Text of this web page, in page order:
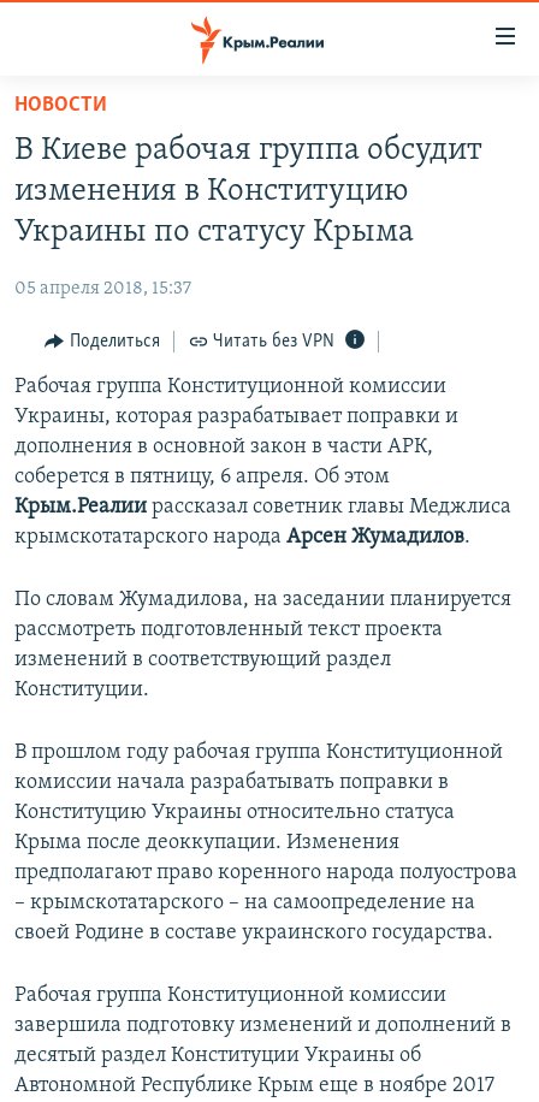
Вернуться
основному
содержанию
Вернутся
главной
навигации
Вернутся
поиску
СПЕЦПРОЕКТЫ
11 ЛЕТ ОККУПАЦИИ КРЫМА. 11 ИСТОРИЙ СОПРОТИВЛЕНИЯ
ВОДА
ЕЩЕ
ИНТЕРАКТИВ
ИНФОГРАФИКА
ТЕЛЕПРОЕКТ КРЫМ.РЕАЛИИ
СОВЕТЫ ПРАВОЗАЩИТНИКОВ
ПРОПАВШИЕ БЕЗ ВЕСТИ
КРЫМ.НЕПОКОРЕННЫЙ
УКРАИНСКАЯ ПРОБЛЕМА КРЫМА
РАДІО СВОБОДА
КАК ОБОЙТИ БЛОКИРОВКУ
Українською
Qırımtatar
НОВОСТИ
В Киеве рабочая группа обсудит
изменения в Конституцию
Украины по статусу Крыма
05 апреля 2018, 15:37
Поделиться Читать без VPN
Рабочая группа Конституционной комиссии
Украины, которая разрабатывает поправки и
дополнения в основной закон в части АРК,
соберется в пятницу, 6 апреля. Об этом
Крым.Реалии рассказал советник главы Меджлиса
крымскотатарского народа Арсен Жумадилов.
По словам Жумадилова, на заседании планируется
рассмотреть подготовленный текст проекта
изменений в соответствующий раздел
Конституции.
В прошлом году рабочая группа Конституционной
комиссии начала разрабатывать поправки в
Конституцию Украины относительно статуса
Крыма после деоккупации. Изменения
предполагают право коренного народа полуострова
– крымскотатарского – на самоопределение на
своей Родине в составе украинского государства.
Рабочая группа Конституционной комиссии
завершила подготовку изменений и дополнений в
десятый раздел Конституции Украины об
Автономной Республике Крым еще в ноябре 2017